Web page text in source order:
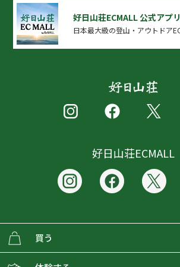
好日山荘ECMALL 公式アプリ
日本最大級の登山・アウトドア
好日山荘ECMALL
買う